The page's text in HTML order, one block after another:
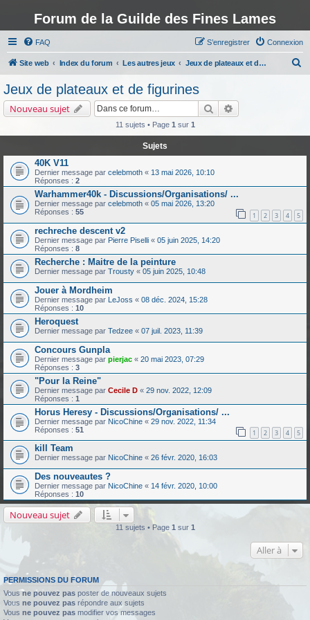
Forum de la Guilde des Fines Lames
FAQ Connexion
S’enregistrer
Site web Index du forum Les autres jeux Jeux de plateaux et de figurines
r
Jeux de plateaux et de figurines
Nouveau sujet Rechercher
11 sujets • Page 1 sur 1
Sujets
40K V11
Dernier message par celebmoth « 13 mai 2026, 10:10
Réponses : 2
Warhammer40k - Discussions/Organisations/ ...
Dernier message par celebmoth « 05 mai 2026, 13:20
Réponses : 55 1 2 3 4 5
rechreche descent v2
Dernier message par Pierre Piselli « 05 juin 2025, 14:20
Réponses : 8
Recherche : Maitre de la peinture
Dernier message par Trousty « 05 juin 2025, 10:48
Jouer à Mordheim
Dernier message par LeJoss « 08 déc. 2024, 15:28
Réponses : 10
Heroquest
Dernier message par Tedzee « 07 juil. 2023, 11:39
Concours Gunpla
Dernier message par pierjac « 20 mai 2023, 07:29
Réponses : 3
"Pour la Reine"
Dernier message par Cecile D « 29 nov. 2022, 12:09
Réponses : 1
Horus Heresy - Discussions/Organisations/ ...
Dernier message par NicoChine « 29 nov. 2022, 11:34
Réponses : 51 1 2 3 4 5
kill Team
Dernier message par NicoChine « 26 févr. 2020, 16:03
Des nouveautes ?
Dernier message par NicoChine « 14 févr. 2020, 10:00
Réponses : 10
Nouveau sujet
11 sujets • Page 1 sur 1
Aller à
PERMISSIONS DU FORUM
Vousne pouvez pas poster de nouveaux sujets
Vous ne pouvez pas répondre aux sujets
Vous ne pouvez pas modifier vos messages